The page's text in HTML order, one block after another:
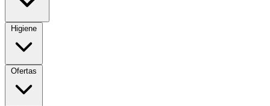
Higiene
Ofertas